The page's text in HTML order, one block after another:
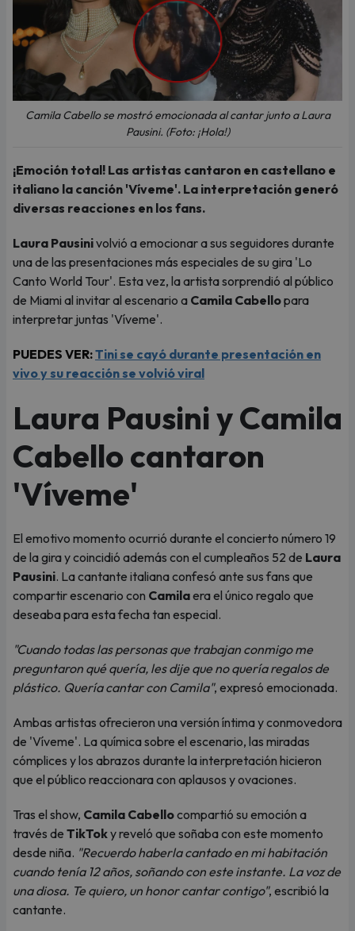
Camila Cabello se mostró emocionada al cantar junto a Laura
Pausini. (Foto: ¡Hola!)
¡Emoción total! Las artistas cantaron en castellano e
italiano la canción 'Víveme'. La interpretación generó
diversas reacciones en los fans.
Laura Pausinivolvió a emocionar a sus seguidores durante
una de las presentaciones más especiales de su gira 'Lo
Canto World Tour'. Esta vez, la artista sorprendió al público
de Miami al invitar al escenario a Camila Cabellopara
interpretar juntas 'Víveme'.
PUEDES VER:Tini se cayó durante presentación en
vivo y su reacción se volvió viral
Laura Pausini y Camila
Cabello cantaron
'Víveme'
El emotivo momento ocurrió durante el concierto número 19
de la gira y coincidió además con el cumpleaños 52 de Laura
Pausini. La cantante italiana confesó ante sus fans que
compartir escenario con Camilaera el único regalo que
deseaba para esta fecha tan especial.
"Cuando todas las personas que trabajan conmigo me
preguntaron qué quería, les dije que no quería regalos de
plástico. Quería cantar con Camila", expresó emocionada.
Ambas artistas ofrecieron una versión íntima y conmovedora
de 'Víveme'. La química sobre el escenario, las miradas
cómplices y los abrazos durante la interpretación hicieron
que el público reaccionara con aplausos y ovaciones.
Tras el show, Camila Cabellocompartió su emoción a
través de TikToky reveló que soñaba con este momento
desde niña. "Recuerdo haberla cantado en mi habitación
cuando tenía 12 años, soñando con este instante. La voz de
una diosa. Te quiero, un honor cantar contigo", escribió la
cantante.